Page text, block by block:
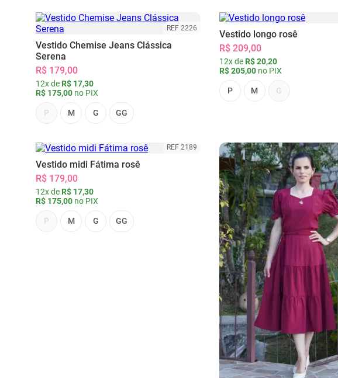
REF 2226
Vestido Chemise Jeans Clássica
Serena
R$ 179,00
12x de R$ 17,30
R$ 175,00 no PIX
P M G GG
Vestido longo rosê
R$ 209,00
12x de R$ 20,20
R$ 205,00no PIX
P M G
REF 2189
Vestido midi Fátima rosê
R$ 179,00
12x de R$ 17,30
R$ 175,00 no PIX
P M G GG